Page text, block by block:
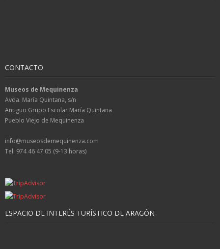
CONTACTO
Museos de Mequinenza
Avda. María Quintana, s/n
Antiguo Grupo Escolar María Quintana
Pueblo Viejo de Mequinenza
info@museosdemequinenza.com
Tel. 974 46 47 05 (9-13 horas)
ESPACIO DE INTERÉS TURÍSTICO DE ARAGÓN